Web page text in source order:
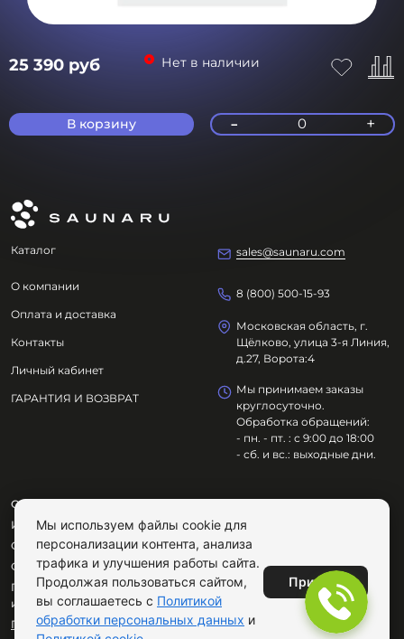
25 390 руб Нет в наличии
В корзину - 0 +
Каталог
О компании
Оплата и доставка
Контакты
Личный кабинет
ГАРАНТИЯ И ВОЗВРАТ
sales@saunaru.com
8 (800) 500-15-93
Московская область, г.
Щёлково, улица 3-я Линия,
д.27, Ворота:4
Мы принимаем заказы
круглосуточно.
Обработка обращений:
- пн. - пт. : с 9:00 до 18:00
- сб. и вс.: выходные дни.
ООО "ОЗДОРОВИТЕЛЬНЫЕ ТЕХНОЛОГИИ"
ИНН7801695614
ОГРН1217800029072
Сайт не является публичной офертой.
Продолжая пользоваться сайтом, вы соглашаетесь с
использованием cookie.
Публичная оферта
Мы используем файлы cookie для
персонализации контента, анализа
трафика и улучшения работы сайта.
Продолжая пользоваться сайтом,
вы соглашаетесь с Политикой
обработки персональных данных и
Принять